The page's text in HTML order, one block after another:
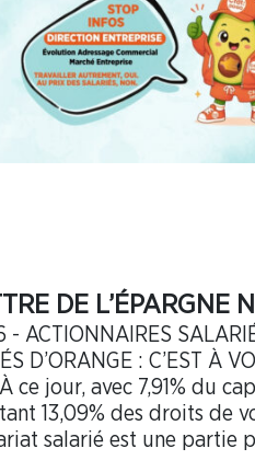
DE L’ÉPARGNE
- ACTIONNAIRES
D’ORANGE : C’EST À
ce jour, avec 7,91% du
13,09% des droits de
salarié est une partie